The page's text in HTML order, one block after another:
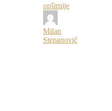
opširnije
Milan
Stepanović